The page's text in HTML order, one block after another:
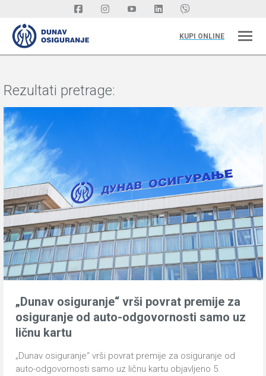
KUPI ONLINE
Rezultati pretrage:
„Dunav osiguranje“ vrši povrat premije za
osiguranje od auto-odgovornosti samo uz
ličnu kartu
„Dunav osiguranje“ vrši povrat premije za osiguranje od
auto-odgovornosti samo uz ličnu kartu objavljeno 5.